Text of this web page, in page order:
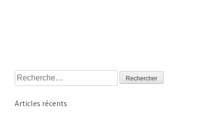
Rechercher :
Articles récents